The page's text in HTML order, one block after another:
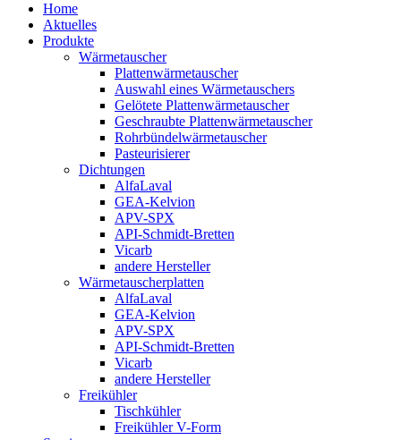
Home
Aktuelles
Produkte
Wärmetauscher
Plattenwärmetauscher
Auswahl eines Wärmetauschers
Gelötete Plattenwärmetauscher
Geschraubte Plattenwärmetauscher
Rohrbündelwärmetauscher
Pasteurisierer
Dichtungen
AlfaLaval
GEA-Kelvion
APV-SPX
API-Schmidt-Bretten
Vicarb
andere Hersteller
Wärmetauscherplatten
AlfaLaval
GEA-Kelvion
APV-SPX
API-Schmidt-Bretten
Vicarb
andere Hersteller
Freikühler
Tischkühler
Freikühler V-Form